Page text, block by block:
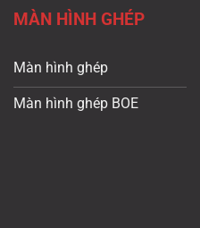
MÀN HÌNH GHÉP
Màn hình ghép
Màn hình ghép BOE